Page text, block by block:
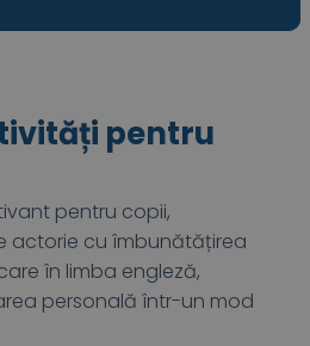
pentru
pentru copii,
actorie cu îmbunătățirea
în limba engleză,
personală într-un mod